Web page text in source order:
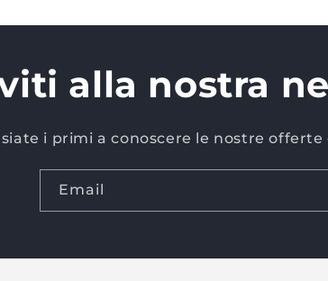
alla nostra
siate i primi a conoscere le nostre offerte
Email